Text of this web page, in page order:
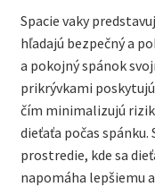
Do kočíka
Oblečenie 50 – 116
Oblečenie 122 –
Do postieľky
Spacie vaky
hľadajú bezpečný a
a pokojný spánok
prikrývkami
čím minimalizujú
dieťaťa počas
prostredie, kde sa
napomáha lepšiemu